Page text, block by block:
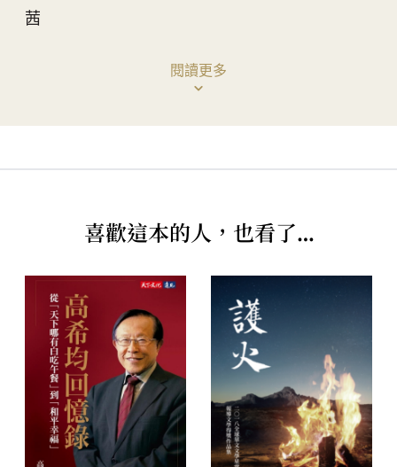
「雲水書坊——行動圖書館」; 二○一六年為貧困學子成立
如常法師曾表示，大師對弟子的栽培，讓不同才能的徒
第39屆金鼎獎 / null / 特別貢獻獎 / null
現任藝術家雜誌社、藝術家出版社、藝術收藏+設計雜誌
發行人。臺北師範藝術科畢業。1964年擔任教育部國民學校
美術課程標準修訂委員、美術課本編輯委員。1975年6月創
辦《藝術家》雜誌，並擔任發行人。1977年5月應美國國務
院邀請訪美六個月，考察美國藝術文化及歐洲美術館、美術
出版事業。
1982年至2002年，何政廣擔任臺灣省政府教育廳兒童讀
物編輯小組總編輯。1986至2002年擔任《兒童的》雜誌總
編輯。1988年被聘為臺灣省立美術館開館規劃委員、1992
茜
單元 1千年流轉
原點：那年大師千山萬水捧回的佛教文物
022寶藏館：五件文物的故事
024以佛教經典為策展文本——從寶藏館談星雲
大師的策展力
028為未來做典藏——四十八地宮特色館藏
閱讀更多
喜歡這本的人，也看了…